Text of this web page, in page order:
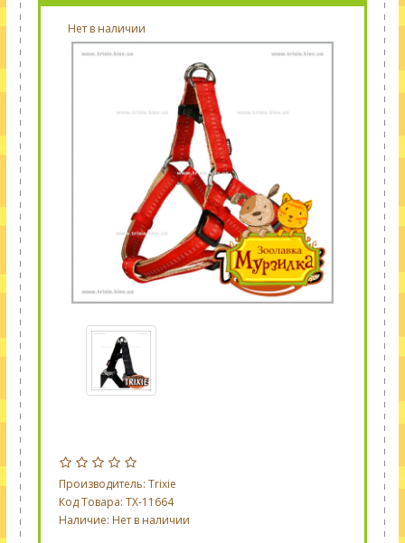
Нет в наличии
Производитель: Trixie
Код Товара: TX-11664
Наличие: Нет в наличии